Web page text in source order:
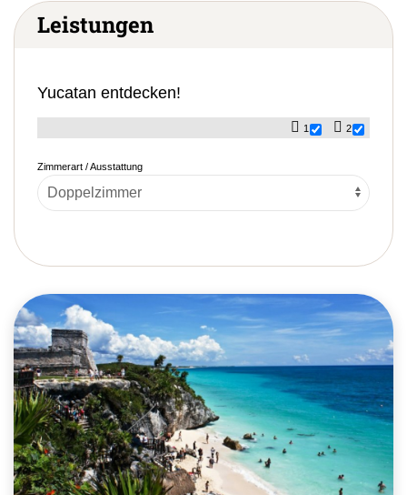
Leistungen
Yucatan entdecken!
1 2
Zimmerart / Ausstattung